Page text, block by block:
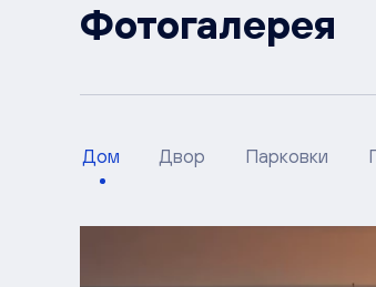
Фотогалерея
Дом Двор Парковки